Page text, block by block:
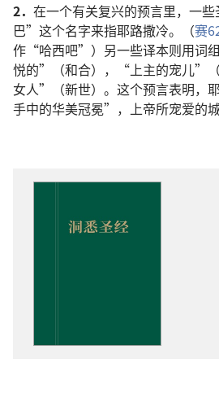
2． 在一个有关复兴的预言里，一
巴”这个名字来指耶路撒冷。（赛
作“哈西吧”）另一些译本则用词
悦的”（和合），“上主的宠儿”
女人”（新世）。这个预言表明，
手中的华美冠冕”，上帝所宠爱的